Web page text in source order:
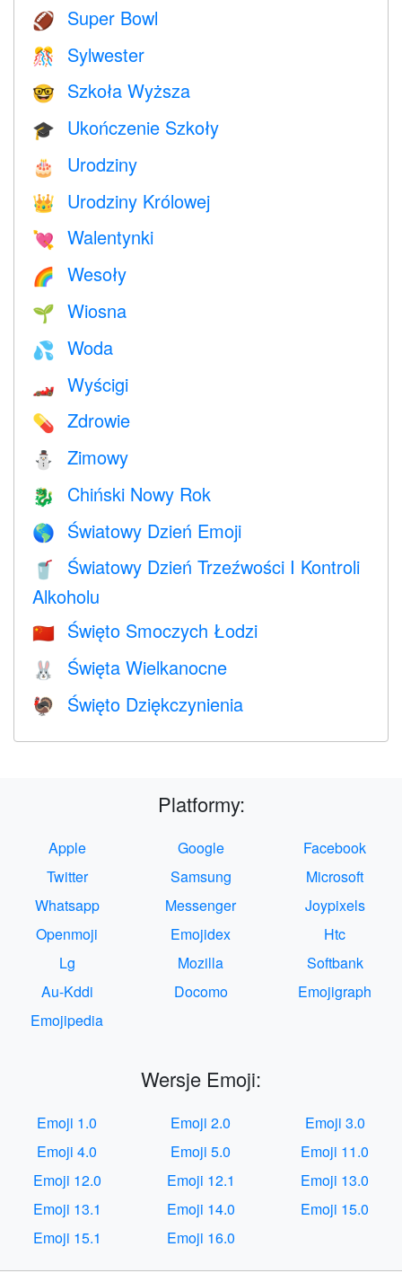
🏈 Super Bowl
🎊 Sylwester
🤓 Szkoła Wyższa
🎓 Ukończenie Szkoły
🎂 Urodziny
👑 Urodziny Królowej
💘 Walentynki
🌈 Wesoły
🌱 Wiosna
💦 Woda
🏎 Wyścigi
💊 Zdrowie
⛄ Zimowy
🐉 Chiński Nowy Rok
🌎 Światowy Dzień Emoji
🥤
Światowy Dzień Trzeźwości I Kontroli
Alkoholu
🇨🇳 Święto Smoczych Łodzi
🐰 Święta Wielkanocne
🦃 Święto Dziękczynienia
Platformy:
Apple Google
Facebook
Twitter
Samsung
Microsoft
Whatsapp
Messenger
Joypixels
Openmoji
Emojidex
Htc
Lg
Mozilla
Softbank
Au-Kddi
Docomo
Emojigraph
Emojipedia
Wersje Emoji:
Emoji 1.0 Emoji 2.0
Emoji 3.0
Emoji 4.0
Emoji 5.0
Emoji 11.0
Emoji 12.0
Emoji 12.1
Emoji 13.0
Emoji 13.1
Emoji 14.0
Emoji 15.0
Emoji 15.1
Emoji 16.0